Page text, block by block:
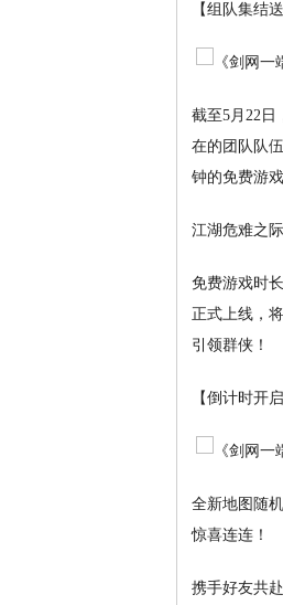
【组队集结
截至5月22
在的团队队
钟的免费游
江湖危难之
免费游戏时
正式上线，
引领群侠！
【倒计时开
全新地图随
惊喜连连！
携手好友共